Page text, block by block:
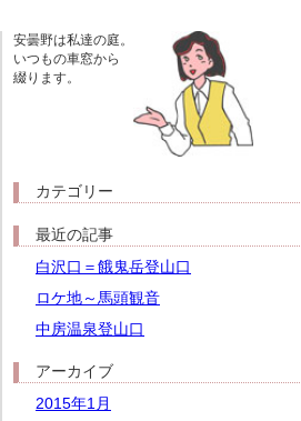
安曇野は私達の庭。
いつもの車窓から
綴ります。
カテゴリー
最近の記事
白沢口＝餓鬼岳登山口
ロケ地～馬頭観音
中房温泉登山口
アーカイブ
2015年1月